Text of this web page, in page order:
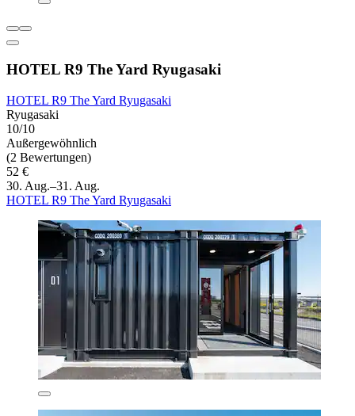
HOTEL R9 The Yard Ryugasaki
HOTEL R9 The Yard Ryugasaki
Ryugasaki
10/10
Außergewöhnlich
(2 Bewertungen)
52 €
30. Aug.–31. Aug.
HOTEL R9 The Yard Ryugasaki